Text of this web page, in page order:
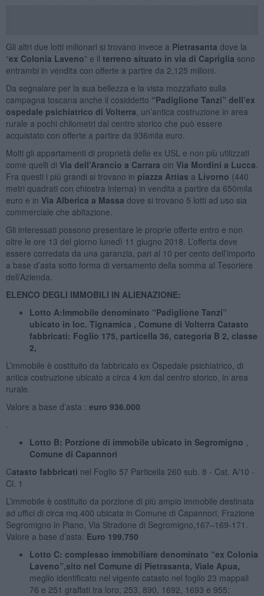
Gli altri due lotti milionari si trovano invece a Pietrasanta dove la
“ex Colonia Laveno” e il terreno situato in via di Capriglia sono
entrambi in vendita con offerte a partire da 2,125 milioni.
Da segnalare per la sua bellezza e la vista mozzafiato sulla
campagna toscana anche il cosiddetto “Padiglione Tanzi” dell’ex
ospedale psichiatrico di Volterra , un’antica costruzione in area
rurale a pochi chilometri dal centro storico che può essere
acquistato con offerte a partire da 936mila euro.
Molti gli appartamenti di proprietà delle ex USL e non più utilizzati
come quelli di Via dell’Arancio a Carrara oin Via Mordini a Lucca
Fra questi i più grandi si trovano in piazza Attias a Livorno (440
metri quadrati con chiostra interna) in vendita a partire da 650mila
euro e in Via Alberica a Massa dove si trovano 5 lotti ad uso sia
commerciale che abitazione.
Gli interessati possono presentare le proprie offerte entro e non
oltre le ore 13 del giorno lunedì 11 giugno 2018. L’offerta deve
essere corredata da una garanzia, pari al 10 per cento dell’importo
a base d’asta sotto forma di versamento della somma al Tesoriere
dell’Azienda.
ELENCO DEGLI IMMOBILI IN ALIENAZIONE:
Lotto A:Immobile denominato “Padiglione Tanzi”
ubicato in loc. Tignamica , Comune di Volterra Catasto
fabbricati: Foglio 175, particella 36, categoria B 2, classe
2,
L’immobile è costituito da fabbricato ex Ospedale psichiatrico, di
antica costruzione ubicato a circa 4 km dal centro storico, in area
rurale.
Valore a base d’asta : euro 936.000
Lotto B: Porzione di immobile ubicato in Segromigno
Comune di Capannori
Catasto fabbricati nel Foglio 57 Particella 260 sub. 8 - Cat. A/10 -
Cl. 1
L’immobile è costituito da porzione di più ampio immobile destinata
ad uffici di circa mq.400 ubicata in Comune di Capannori, Frazione
Segromigno in Piano, Via Stradone di Segromigno,167–169-171.
Valore a base d’asta: Euro 199.750
Lotto C: complesso immobiliare denominato “ex Colonia
Laveno”,sito nel Comune di Pietrasanta, Viale Apua,
meglio identificato nel vigente catasto nel foglio 23 mappali
76 e 251 graffati tra loro, 253, 890, 1692, 1693 e 955;